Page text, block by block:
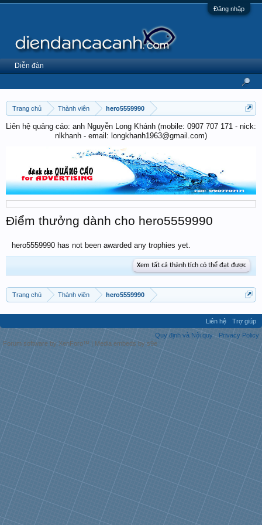
Đăng nhập
Trang chủ Thành viên hero5559990
Liên hệ quảng cáo: anh Nguyễn Long Khánh (mobile: 0907 707 171 - nick:
nlkhanh - email: longkhanh1963@gmail.com)
Điểm thưởng dành cho hero5559990
hero5559990 has not been awarded any trophies yet.
Xem tất cả thành tích có thể đạt được
Trang chủ Thành viên hero5559990
Diễn đàn
Liên hệ
Trợ giúp
Quy định và Nội quy
Privacy Policy
Forum software by XenForo™ | Media embeds by s9e